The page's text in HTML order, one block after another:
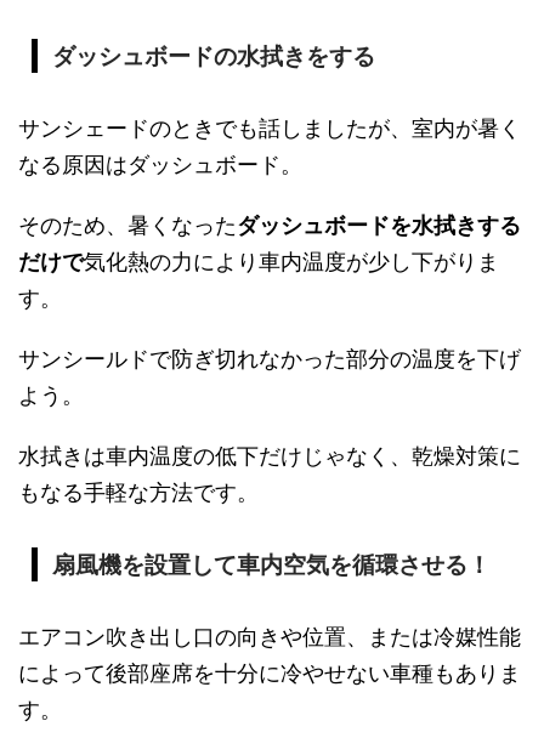
ダッシュボードの水拭きをする
サンシェードのときでも話しましたが、室内が暑く
なる原因はダッシュボード。
そのため、暑くなったダッシュボードを水拭きする
だけで気化熱の力により車内温度が少し下がりま
す。
サンシールドで防ぎ切れなかった部分の温度を下げ
よう。
水拭きは車内温度の低下だけじゃなく、乾燥対策に
もなる手軽な方法です。
扇風機を設置して車内空気を循環させる！
エアコン吹き出し口の向きや位置、または冷媒性能
によって後部座席を十分に冷やせない車種もありま
す。